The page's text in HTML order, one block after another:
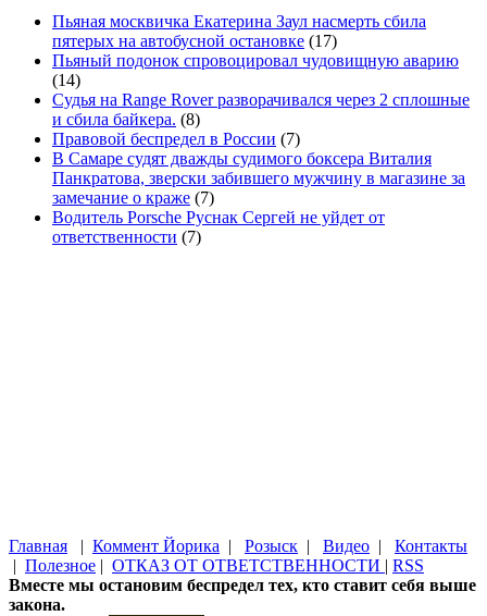
Пьяная москвичка Екатерина Заул насмерть сбила
пятерых на автобусной остановке (17)
Пьяный подонок спровоцировал чудовищную аварию
(14)
Судья на Range Rover разворачивался через 2 сплошные
и сбила байкера. (8)
Правовой беспредел в России (7)
В Самаре судят дважды судимого боксера Виталия
Панкратова, зверски забившего мужчину в магазине за
замечание о краже (7)
Водитель Porsche Руснак Сергей не уйдет от
ответственности (7)
Главная | Коммент Йорика | Розыск | Видео | Контакты
| Полезное | ОТКАЗ ОТ ОТВЕТСТВЕННОСТИ | RSS
Вместе мы остановим беспредел тех, кто ставит себя выше
закона.